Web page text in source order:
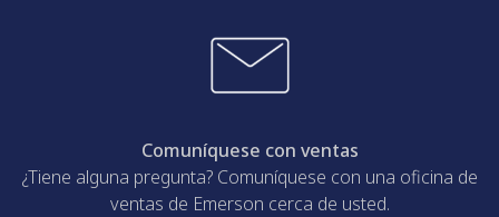
Comuníquese con ventas
¿Tiene alguna pregunta? Comuníquese con una oficina de
ventas de Emerson cerca de usted.